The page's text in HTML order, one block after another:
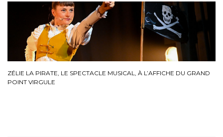
ZÉLIE LA PIRATE, LE SPECTACLE MUSICAL, À L’AFFICHE DU GRAND
POINT VIRGULE